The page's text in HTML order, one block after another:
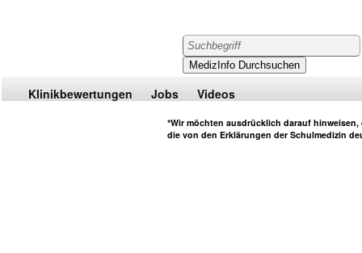
Klinikbewertungen Jobs Videos
*Wir möchten ausdrücklich darauf
die von den Erklärungen der Schulmedizin